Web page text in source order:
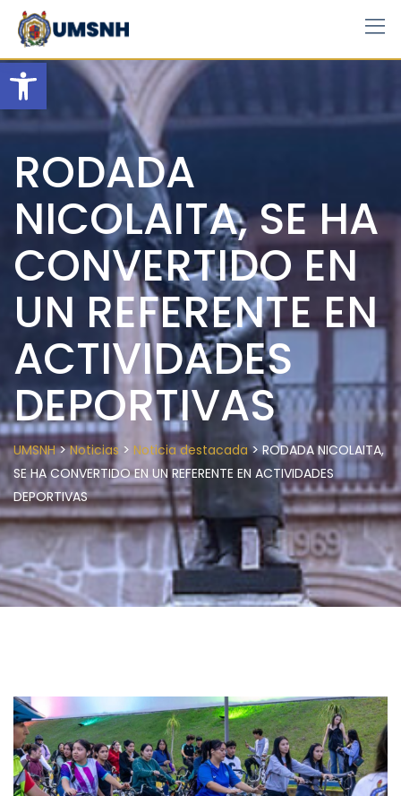
Open toolbar
Skip
content
RODADA
NICOLAITA, SE HA
CONVERTIDO EN
UN REFERENTE EN
ACTIVIDADES
DEPORTIVAS
UMSNH>Noticias > Noticia destacada>RODADA NICOLAITA,
SE HA CONVERTIDO EN UN REFERENTE EN ACTIVIDADES
DEPORTIVAS